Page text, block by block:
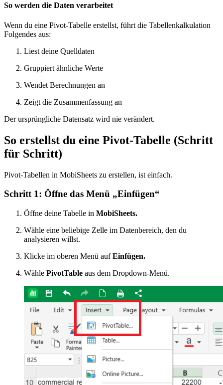
So werden die Daten verarbeitet
Wenn du eine Pivot-Tabelle erstellst, führt die Tabellenkalkulation
Folgendes aus:
Liest deine Quelldaten
Gruppiert ähnliche Werte
Wendet Berechnungen an
Zeigt die Zusammenfassung an
Der ursprüngliche Datensatz wird nie verändert.
So erstellst du eine Pivot-Tabelle (Schritt
für Schritt)
Pivot-Tabellen in MobiSheets zu erstellen, ist einfach.
Schritt 1: Öffne das Menü „Einfügen“
Öffne deine Tabelle in MobiSheets.
Wähle eine beliebige Zelle im Datenbereich, den du
analysieren willst.
Klicke im oberen Menü aufEinfügen.
Wähle PivotTable aus dem Dropdown-Menü.